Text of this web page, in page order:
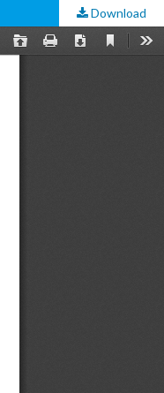
Download